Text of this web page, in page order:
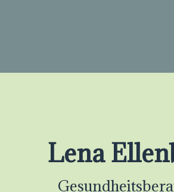
Lena